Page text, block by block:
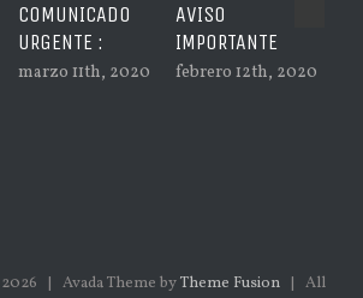
COMUNICADO
URGENTE :
marzo 11th, 2020
AVISO
IMPORTANTE
febrero 12th, 2020
2026 | Avada Theme byTheme Fusion | All